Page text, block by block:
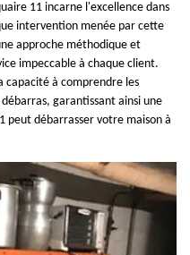
11 incarne l'excellence dans
intervention menée par cette
approche méthodique et
impeccable à chaque client.
capacité à comprendre les
garantissant ainsi une
débarrasser votre maison à